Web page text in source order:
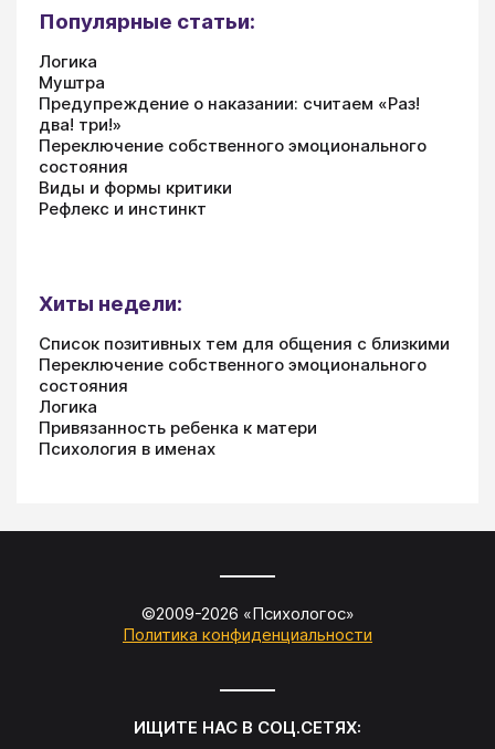
Популярные статьи:
Логика
Муштра
Предупреждение о наказании: считаем «Раз!
два! три!»
Переключение собственного эмоционального
состояния
Виды и формы критики
Рефлекс и инстинкт
Хиты недели:
Список позитивных тем для общения с близкими
Переключение собственного эмоционального
состояния
Логика
Привязанность ребенка к матери
Психология в именах
©2009-2026 «Психологос»
Политика конфиденциальности
ИЩИТЕ НАС В СОЦ.СЕТЯХ: